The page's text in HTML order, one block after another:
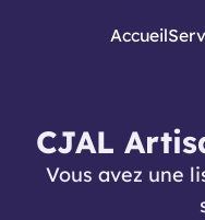
Accueil
CJAL
Vous avez une